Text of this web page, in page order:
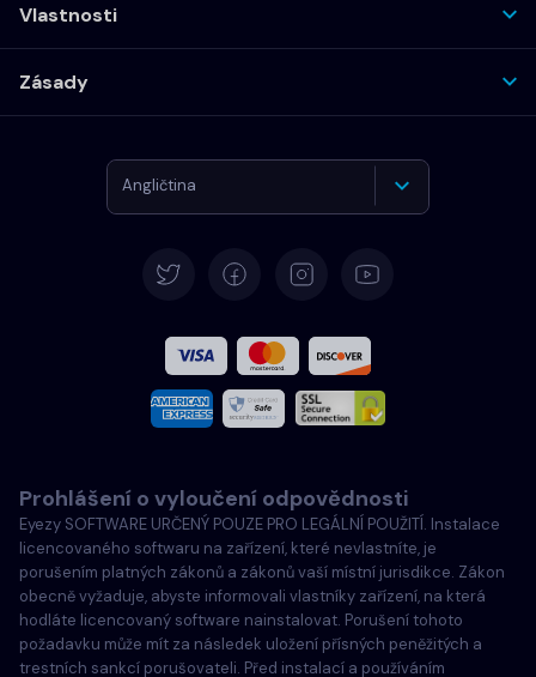
Vlastnosti
Zásady
Angličtina
Francouzština
Italština
Português
Türkçe
Polski
Prohlášení o vyloučení odpovědnosti
Eyezy SOFTWARE URČENÝ POUZE PRO LEGÁLNÍ POUŽITÍ. Instalace
licencovaného softwaru na zařízení, které nevlastníte, je
porušením platných zákonů a zákonů vaší místní jurisdikce. Zákon
obecně vyžaduje, abyste informovali vlastníky zařízení, na která
hodláte licencovaný software nainstalovat. Porušení tohoto
požadavku může mít za následek uložení přísných peněžitých a
trestních sankcí porušovateli. Před instalací a používáním